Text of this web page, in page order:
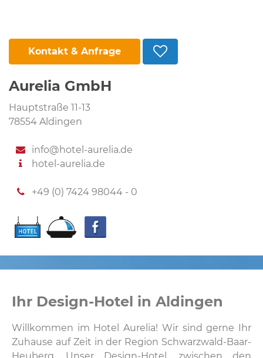
Kontakt & Anfrage
Aurelia GmbH
Hauptstraße 11-13
78554 Aldingen
info@hotel-aurelia.de
hotel-aurelia.de
+49 (0) 7424 98044 - 0
Ihr Design-Hotel in Aldingen
Willkommen im Hotel Aurelia! Wir sind gerne Ihr
Zuhause auf Zeit in der Region Schwarzwald-Baar-